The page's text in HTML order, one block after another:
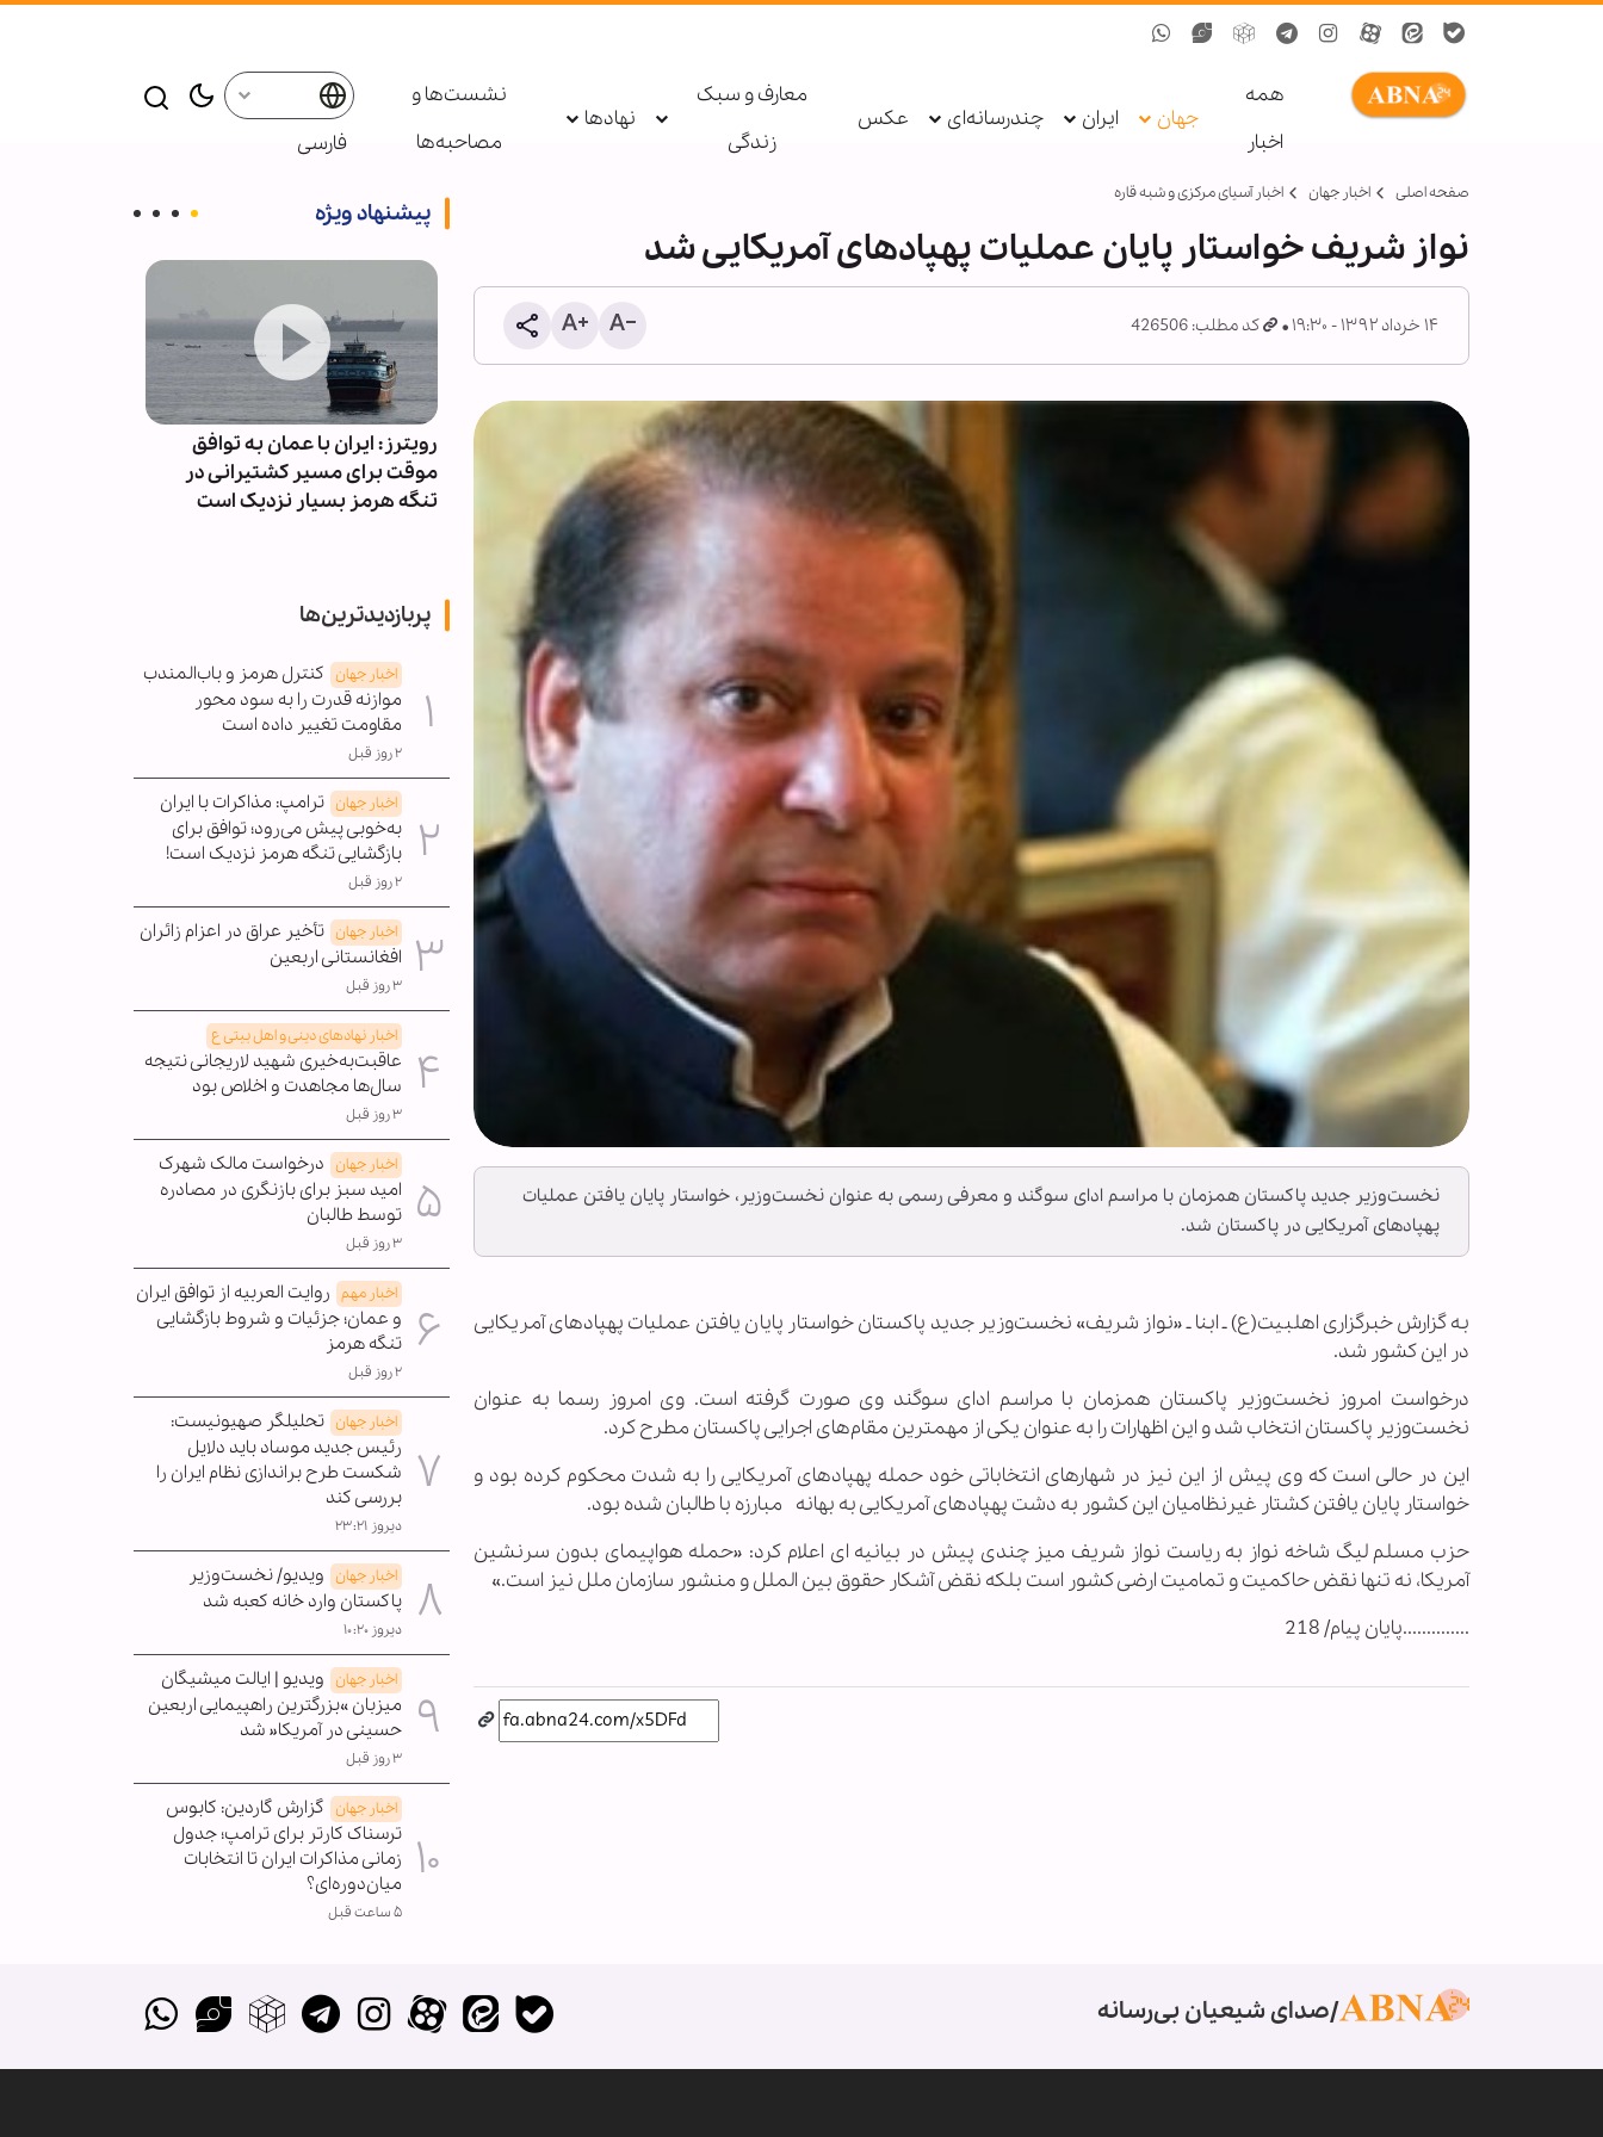
همه
اخبار
جهان ایران چندرسانه‌ای عکس
معارف و سبک
زندگی
نهادها
نشست‌ها و
مصاحبه‌ها
فارسی
صفحه اصلی اخبار جهان اخبار آسیای مرکزی و شبه قاره
نواز شریف خواستار پایان عملیات پهپادهای آمریکایی شد
۱۴ خرداد ۱۳۹۲ - ۱۹:۳۰ کد مطلب: 426506
نخست‌وزیر جدید پاکستان همزمان با مراسم ادای سوگند و معرفی رسمی به عنوان نخست‌وزیر، خواستار پایان یافتن عملیات
پهپادهای آمریکایی در پاکستان شد.
به گزارش خبرگزاری اهل‏بیت(ع) ـ ابنا ـ «نواز شریف» نخست‌وزیر جدید پاکستان خواستار پایان یافتن عملیات پهپادهای آمریکایی
در این کشور شد.
درخواست امروز نخست‌وزیر پاکستان همزمان با مراسم ادای سوگند وی صورت گرفته است. وی امروز رسما به عنوان
نخست‌وزیر پاکستان انتخاب شد و این اظهارات را به عنوان یکی از مهمترین مقام‌های اجرایی پاکستان مطرح کرد.
این در حالی است که وی پیش از این نیز در شهارهای انتخاباتی خود حمله پهپادهای آمریکایی را به شدت محکوم کرده بود و
خواستار پایان یافتن کشتار غیرنظامیان این کشور به دشت پهپادهای آمریکایی به بهانه مبارزه با طالبان شده بود.
حزب مسلم لیگ شاخه نواز به ریاست نواز شریف میز چندی پیش در بیانیه ای اعلام کرد: «حمله هواپیمای بدون سرنشین
آمریکا، نه تنها نقض حاکمیت و تمامیت ارضی کشور است بلکه نقض آشکار حقوق بین الملل و منشور سازمان ملل نیز است.»
..............پایان پیام/ 218
پیشنهاد ویژه
امام علی(ع) به کارگزاران؛ حسابرسی
خداوند از حسابرسی مردم سخت‌تر
رویترز: ایران با عمان به توافق
موقت برای مسیر کشتیرانی در
تنگه هرمز بسیار نزدیک است
پربازدیدترین‌ها
اخبار جهان کنترل هرمز و باب‌المندب
موازنه قدرت را به سود محور
مقاومت تغییر داده است
۲ روز قبل
اخبار جهان ترامپ: مذاکرات با ایران
به‌خوبی پیش می‌رود؛ توافق برای
بازگشایی تنگه هرمز نزدیک است!
۲ روز قبل
اخبار جهان تأخیر عراق در اعزام زائران
افغانستانی اربعین
۳ روز قبل
اخبار نهادهای دینی و اهل بیتی ع
عاقبت‌به‌خیری شهید لاریجانی نتیجه
سال‌ها مجاهدت و اخلاص بود
۳ روز قبل
اخبار جهان درخواست مالک شهرک
امید سبز برای بازنگری در مصادره
توسط طالبان
۳ روز قبل
اخبار مهم روایت العربیه از توافق ایران
و عمان؛ جزئیات و شروط بازگشایی
تنگه هرمز
۲ روز قبل
اخبار جهان تحلیلگر صهیونیست:
رئیس جدید موساد باید دلایل
شکست طرح براندازی نظام ایران را
بررسی کند
دیروز ۲۳:۲۱
اخبار جهان ویدیو/ نخست‌وزیر
پاکستان وارد خانه کعبه شد
دیروز ۱۰:۲۰
اخبار جهان ویدیو | ایالت میشیگان
میزبان »بزرگترین راهپیمایی اربعین
حسینی در آمریکا« شد
۳ روز قبل
اخبار جهان گزارش گاردین: کابوس
ترسناک کارتر برای ترامپ؛ جدول
زمانی مذاکرات ایران تا انتخابات
میان‌دوره‌ای؟
۵ ساعت قبل
صدای شیعیان بی‌رسانه